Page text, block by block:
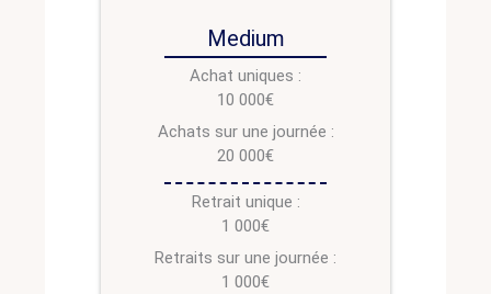
Medium
Achat uniques :
10 000€
Achats sur une journée :
20 000€
Retrait unique :
1 000€
Retraits sur une journée :
1 000€